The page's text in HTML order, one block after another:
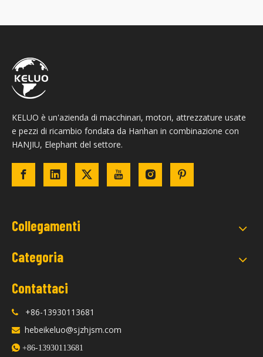
KELUO è un'azienda di macchinari, motori, attrezzature usate
e pezzi di ricambio fondata da Hanhan in combinazione con
HANJIU, Elephant del settore.
Collegamenti
Categoria
Contattaci
 +86-13930113681
 hebeikeluo@sjzhjsm.com
 +86-13930113681